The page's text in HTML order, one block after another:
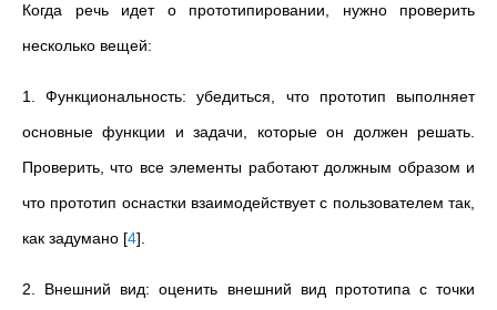
Когда речь идет о прототипировании, нужно проверить
несколько вещей:
1. Функциональность: убедиться, что прототип выполняет
основные функции и задачи, которые он должен решать.
Проверить, что все элементы работают должным образом и
что прототип оснастки взаимодействует с пользователем так,
как задумано [4]
2. Внешний вид: оценить внешний вид прототипа с точки